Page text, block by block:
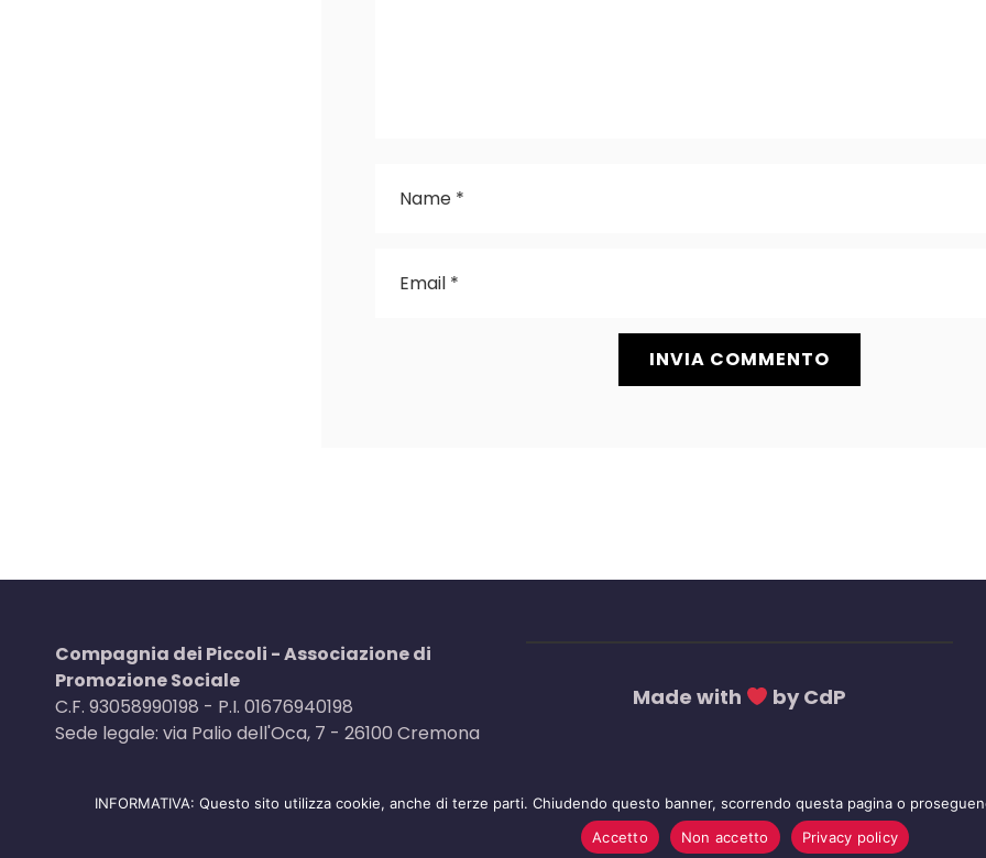
Compagnia dei Piccoli - Associazione di
Promozione Sociale
C.F. 93058990198 - P.I. 01676940198
Sede legale: via Palio dell'Oca, 7 - 26100 Cremona
Made with by CdP
INFORMATIVA: Questo sito utilizza cookie, anche di terze parti. Chiudendo questo banner, scorrendo questa pagina o
Accetto
Non accetto Privacy policy